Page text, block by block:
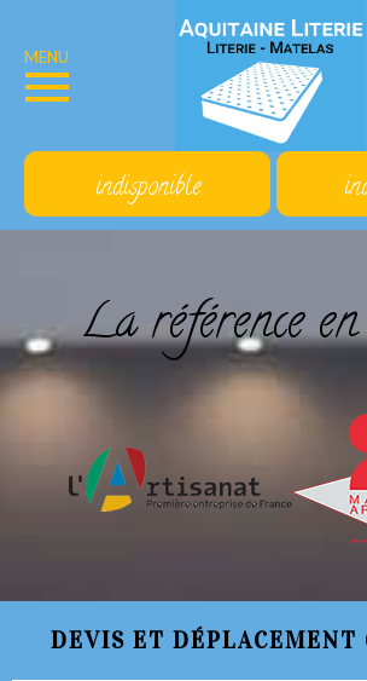
MENU
indisponible
La référence
DEVIS ET DÉPLACEMENT